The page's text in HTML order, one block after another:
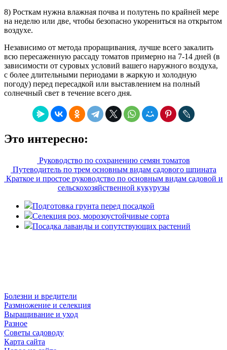
8) Росткам нужна влажная почва и полутень по крайней мере
на неделю или две, чтобы безопасно укорениться на открытом
воздухе.
Независимо от метода проращивания, лучше всего закалить
всю пересаженную рассаду томатов примерно на 7-14 дней (в
зависимости от суровых условий вашего наружного воздуха,
с более длительными периодами в жаркую и холодную
погоду) перед пересадкой или выставлением на полный
солнечный свет в течение всего дня.
Это интересно:
Руководство по сохранению семян томатов
Путеводитель по трем основным видам садового шпината
Краткое и простое руководство по основным видам садовой и
сельскохозяйственной кукурузы
Подготовка грунта перед посадкой
Селекция роз, морозоустойчивые сорта
Посадка лаванды и сопутствующих растений
Болезни и вредители
Размножение и селекция
Выращивание и уход
Разное
Советы садоводу
Карта сайта